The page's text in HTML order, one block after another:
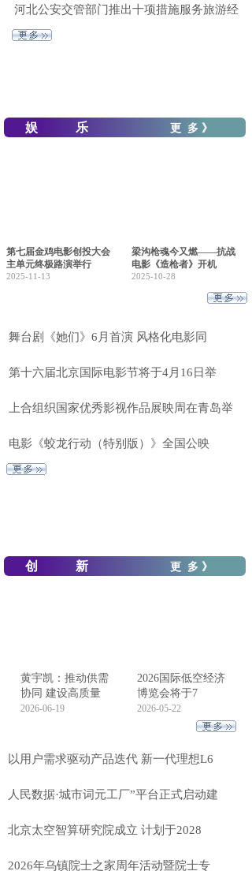
河北公安交管部门推出十项措施服务旅游经
娱 乐 更 多 》
第七届金鸡电影创投大会
主单元终极路演举行
2025-11-13
梁沟枪魂今又燃——抗战
电影《造枪者》开机
2025-10-28
舞台剧《她们》6月首演 风格化电影同
第十六届北京国际电影节将于4月16日举
上合组织国家优秀影视作品展映周在青岛举
电影《蛟龙行动（特别版）》全国公映
创 新 更 多 》
黄宇凯：推动供需
协同 建设高质量
2026-06-19
2026国际低空经济
博览会将于7
2026-05-22
以用户需求驱动产品迭代 新一代理想L6
人民数据·城市词元工厂”平台正式启动建
北京太空智算研究院成立 计划于2028
2026年乌镇院士之家周年活动暨院士专